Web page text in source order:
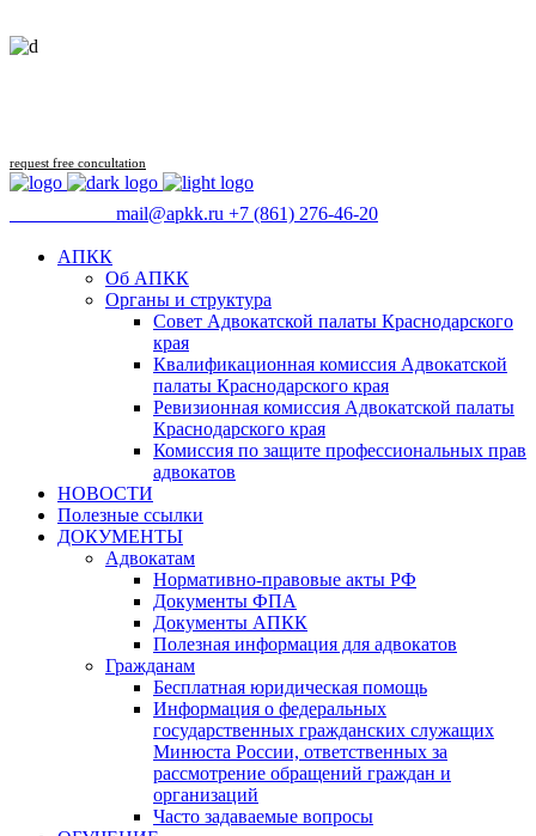
request free concultation
mail@apkk.ru +7 (861) 276-46-20
АПКК
Об АПКК
Органы и структура
Совет Адвокатской палаты Краснодарского
края
Квалификационная комиссия Адвокатской
палаты Краснодарского края
Ревизионная комиссия Адвокатской палаты
Краснодарского края
Комиссия по защите профессиональных прав
адвокатов
НОВОСТИ
Полезные ссылки
ДОКУМЕНТЫ
Адвокатам
Нормативно-правовые акты РФ
Документы ФПА
Документы АПКК
Полезная информация для адвокатов
Гражданам
Бесплатная юридическая помощь
Информация о федеральных
государственных гражданских служащих
Минюста России, ответственных за
рассмотрение обращений граждан и
организаций
Часто задаваемые вопросы